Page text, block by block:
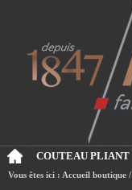
COUTEAU PLIANT
Vous êtes ici : Accueil boutique /